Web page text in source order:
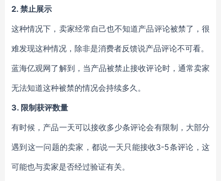
2. 禁止展示
这种情况下，卖家经常自己也不知道产品评论被禁了，很
难发现这种情况，除非是消费者反馈说产品评论不可看。
蓝海亿观网了解到，当产品被禁止接收评论时，通常卖家
无法知道这种被禁的情况会持续多久。
3. 限制获评数量
有时候，产品一天可以接收多少条评论会有限制，大部分
遇到这一问题的卖家，都说一天只能接收3-5条评论，这
可能也与卖家是否经过验证有关。